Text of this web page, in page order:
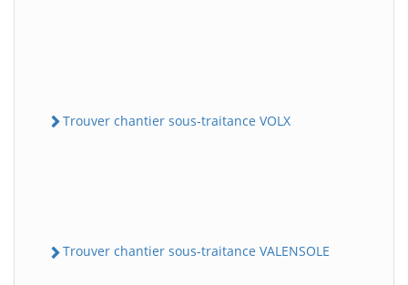
Trouver chantier sous-traitance VOLX
Trouver chantier sous-traitance VALENSOLE